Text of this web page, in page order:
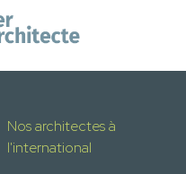
Nos architectes à
l'international